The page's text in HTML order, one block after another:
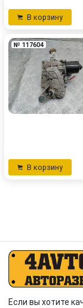
Volvo
В корзину
№ 117604
В корзину
Если вы хотите